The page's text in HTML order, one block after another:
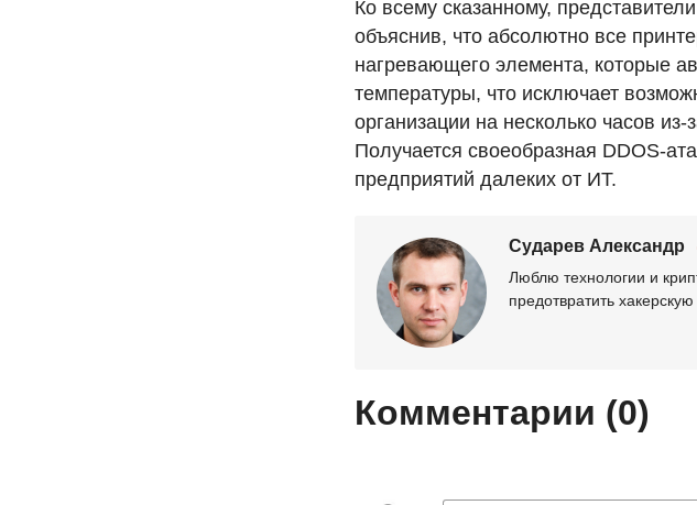
Ко всему сказанному,
объяснив, что абсолютно все
нагревающего элемента, которые
температуры, что исключает
организации на несколько часов
Получается своеобразная DDOS-
предприятий далеких от ИТ.
Сударев Александр
Люблю технологии и
предотвратить
Комментарии (0)